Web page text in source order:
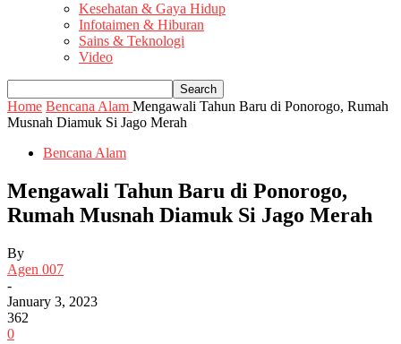
Kesehatan & Gaya Hidup
Infotaimen & Hiburan
Sains & Teknologi
Video
Home Bencana Alam Mengawali Tahun Baru di Ponorogo, Rumah
Musnah Diamuk Si Jago Merah
Bencana Alam
Mengawali Tahun Baru di Ponorogo,
Rumah Musnah Diamuk Si Jago Merah
By
Agen 007
-
January 3, 2023
362
0